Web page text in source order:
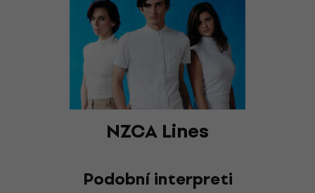
NZCA Lines
Podobní interpreti